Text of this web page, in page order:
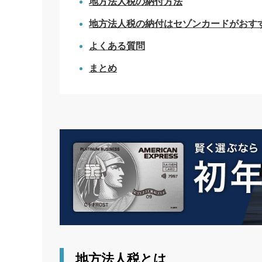
地方法人税の納付はセゾンカードがおす
よくある質問
まとめ
地方法人税とは